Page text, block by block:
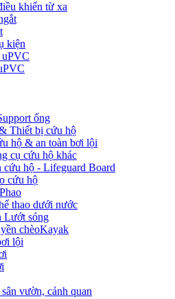
khiển từ xa
kiện
uPVC
ống
Thiết bị cứu hộ
hộ & an toàn bơi lội
cụ cứu hộ khác
cứu hộ - Lifeguard Board
cứu hộ
thao dưới nước
Lướt sóng
chèoKayak
lội
vườn, cảnh quan